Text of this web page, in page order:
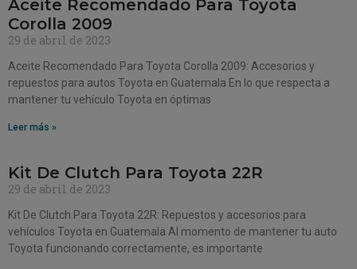
Aceite Recomendado Para Toyota
Corolla 2009
29 de abril de 2023
Aceite Recomendado Para Toyota Corolla 2009: Accesorios y
repuestos para autos Toyota en Guatemala En lo que respecta a
mantener tu vehículo Toyota en óptimas
Leer más »
Kit De Clutch Para Toyota 22R
29 de abril de 2023
Kit De Clutch Para Toyota 22R: Repuestos y accesorios para
vehículos Toyota en Guatemala Al momento de mantener tu auto
Toyota funcionando correctamente, es importante